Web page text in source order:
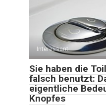
Interessant
Sie haben die
falsch benutzt:
eigentliche
Knopfes